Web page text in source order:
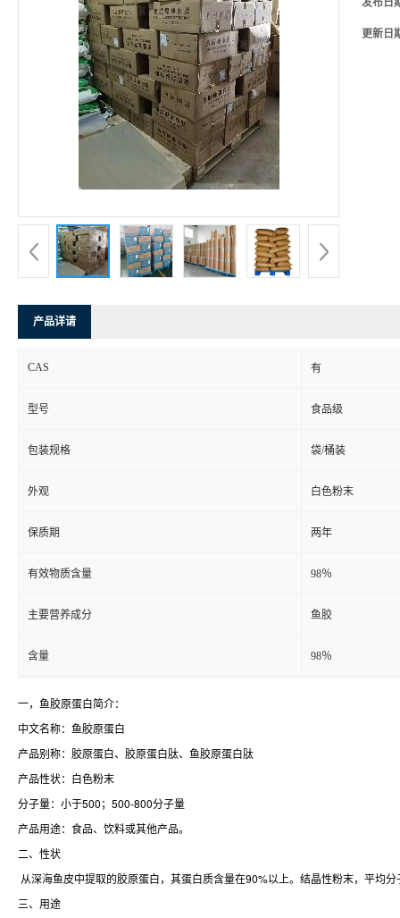
更新日
产品详请
CAS 有
型号 食品级
包装规格 袋/桶装
外观 白色粉末
保质期 两年
有效物质含量 98％
主要营养成分 鱼胶
含量 98％
一，鱼胶原蛋白简介：
中文名称：鱼胶原蛋白
产品别称：胶原蛋白、胶原蛋白肽、鱼胶原蛋白肽
产品性状：白色粉末
分子量：小于500；500-800分子量
产品用途：食品、饮料或其他产品。
二、性状
从深海鱼皮中提取的胶原蛋白，其蛋白质含量在90%以上。结晶性粉末，平均
三、用途